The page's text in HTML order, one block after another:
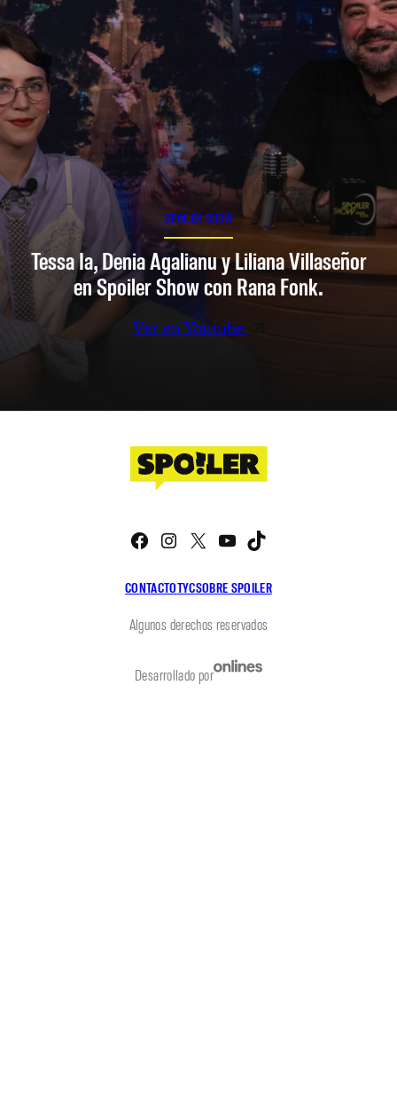
SPOILER SHOW
Tessa Ia, Denia Agalianu y Liliana Villaseñor
en Spoiler Show con Rana Fonk.
Ver en Youtube
CONTACTOTYCSOBRE SPOILER
Facebook
Instagram
X YouTube
Algunos derechos reservados
Desarrollado por